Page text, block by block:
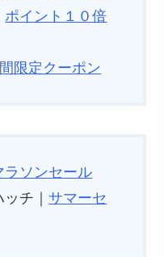
ポイント１０倍
限定クーポン
ラソンセール
ッチ｜サマーセ